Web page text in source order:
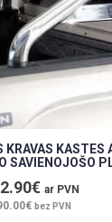
KASTES
SAVIENOJOŠO
ar PVN
bez PVN